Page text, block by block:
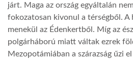
járt. Maga az ország egyáltalán
fokozatosan kivonul a térségből. A
menekül az Édenkertből. Míg az
polgárháború miatt váltak ezrek
Mezopotámiában a szárazság űzi